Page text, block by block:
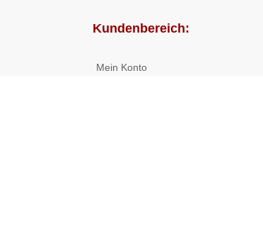
Kundenbereich:
Mein Konto